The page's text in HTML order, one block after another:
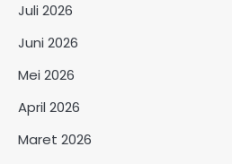
Juli 2026
Juni 2026
Mei 2026
April 2026
Maret 2026